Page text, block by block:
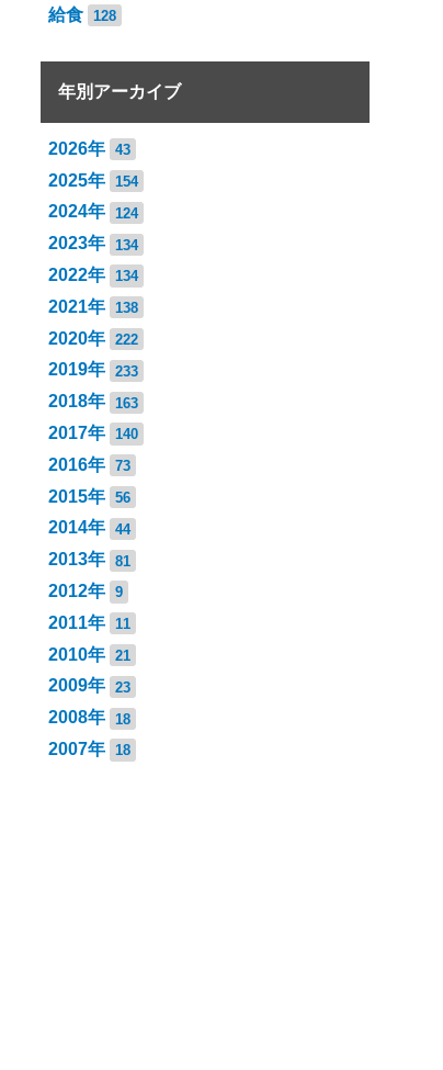
給食 128
年別アーカイブ
2026年 43
2025年 154
2024年 124
2023年 134
2022年 134
2021年 138
2020年 222
2019年 233
2018年 163
2017年 140
2016年 73
2015年 56
2014年 44
2013年 81
2012年 9
2011年 11
2010年 21
2009年 23
2008年 18
2007年 18